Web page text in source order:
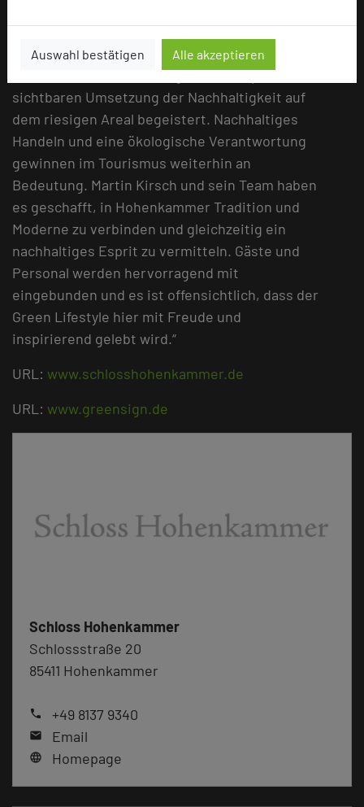
Auswahl bestätigen Alle akzeptieren
November 2019 im Schloss Hohenkammer
stattfand. Dort waren unser Team und die
Teilnehmer des nachhaltigen Barcamps von der
sichtbaren Umsetzung der Nachhaltigkeit auf
dem riesigen Areal begeistert. Nachhaltiges
Handeln und eine ökologische Verantwortung
gewinnen im Tourismus weiterhin an
Bedeutung. Martin Kirsch und sein Team haben
es geschafft, in Hohenkammer Tradition und
Moderne zu verbinden und gleichzeitig ein
nachhaltiges Esprit zu vermitteln. Gäste und
Personal werden hervorragend mit
eingebunden und es ist offensichtlich, dass der
Green Lifestyle hier mit Freude und
inspirierend gelebt wird.“
URL: www.schlosshohenkammer.de
URL: www.greensign.de
Schloss Hohenkammer
Schlossstraße 20
85411 Hohenkammer
phone +49 8137 9340
mail Email
language Homepage